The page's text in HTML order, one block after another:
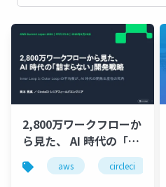
2,800万ワークフローか
ら見た、 AI 時代の「詰
まらない」開発戦略
aws circleci